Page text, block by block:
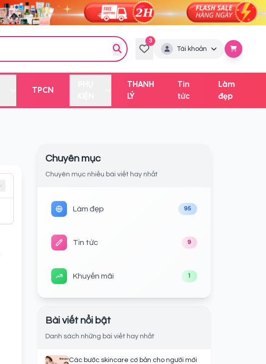
3
Tài khoản
TPCN
THANH
LÝ
Tin
tức
Làm
đẹp
Chuyên mục
Chuyên mục nhiều bài viết hay nhất
Làm đẹp 95
Tin tức 9
Khuyến mãi 1
Bài viết nổi bật
Danh sách những bài viết hay nhất
Các bước skincare cơ bản cho người mới